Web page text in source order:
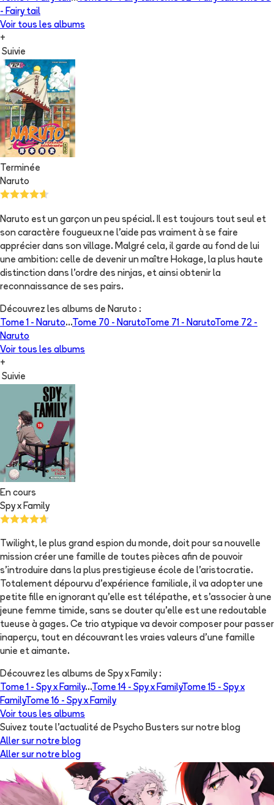
- Fairy tail
Voir tous les albums
+
Suivie
Terminée
Naruto
Naruto est un garçon un peu spécial. Il est toujours tout seul et
son caractère fougueux ne l'aide pas vraiment à se faire
apprécier dans son village. Malgré cela, il garde au fond de lui
une ambition: celle de devenir un maître Hokage, la plus haute
distinction dans l'ordre des ninjas, et ainsi obtenir la
reconnaissance de ses pairs.
Découvrez les albums de Naruto :
Tome 1 - Naruto...Tome 70 - NarutoTome 71 - NarutoTome 72 -
Naruto
Voir tous les albums
+
Suivie
En cours
Spy x Family
Twilight, le plus grand espion du monde, doit pour sa nouvelle
mission créer une famille de toutes pièces afin de pouvoir
s'introduire dans la plus prestigieuse école de l'aristocratie.
Totalement dépourvu d'expérience familiale, il va adopter une
petite fille en ignorant qu'elle est télépathe, et s'associer à une
jeune femme timide, sans se douter qu'elle est une redoutable
tueuse à gages. Ce trio atypique va devoir composer pour passer
inaperçu, tout en découvrant les vraies valeurs d'une famille
unie et aimante.
Découvrez les albums de Spy x Family:
Tome 1 - Spy x Family...Tome 14 - Spy x FamilyTome 15 - Spy x
FamilyTome 16 - Spy x Family
Voir tous les albums
Suivez toute l'actualité de Psycho Busters sur notre blog
Aller sur notre blog
Aller sur notre blog